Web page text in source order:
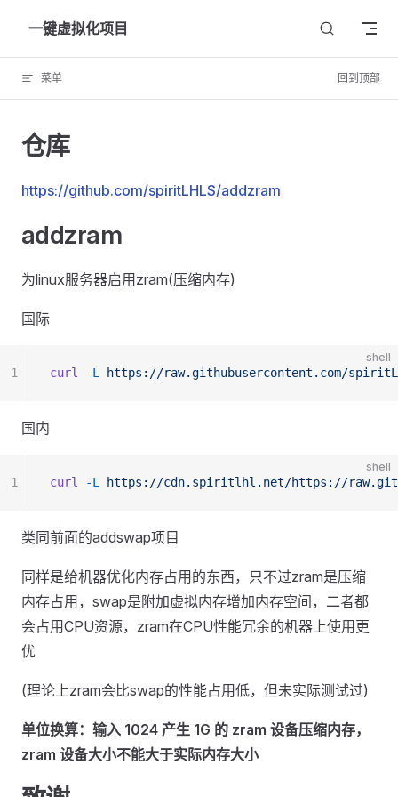
Skip to content
一键虚拟化项目
菜单 回到顶部
仓库
https://github.com/spiritLHLS/addzram
addzram
为linux服务器启用zram(压缩内存)
国际
shell
curl -L https://raw.githubusercontent.com/
1
国内
shell
curl -L https://cdn.spiritlhl.net/https://
1
类同前面的addswap项目
同样是给机器优化内存占用的东西，只不过zram是压缩
内存占用，swap是附加虚拟内存增加内存空间，二者都
会占用CPU资源，zram在CPU性能冗余的机器上使用更
优
(理论上zram会比swap的性能占用低，但未实际测试过)
单位换算：输入 1024 产生 1G 的 zram 设备压缩内存，
zram 设备大小不能大于实际内存大小